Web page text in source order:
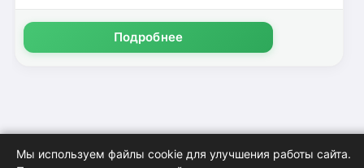
Подробнее
Мы используем файлы cookie для улучшения работы сайта.